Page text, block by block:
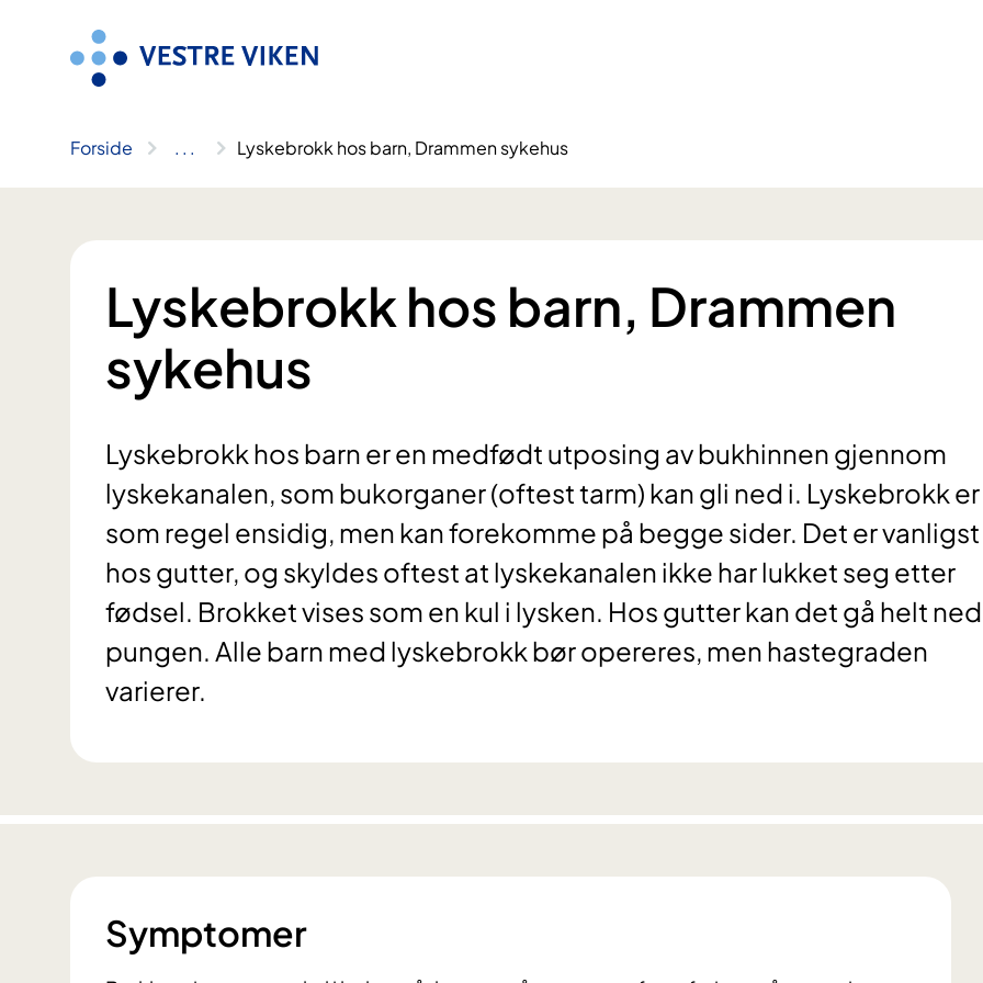
Forside .. . Lyskebrokk hos barn, Drammen sykehus
Lyskebrokk hos barn, Drammen
sykehus
Lyskebrokk hos barn er en medfødt utposing av bukhinnen gjennom
lyskekanalen, som bukorganer (oftest tarm) kan gli ned i. Lyskebrokk er
som regel ensidig, men kan forekomme på begge sider. Det er vanligst
hos gutter, og skyldes oftest at lyskekanalen ikke har lukket seg etter
fødsel. Brokket vises som en kul i lysken. Hos gutter kan det gå helt
pungen. Alle barn med lyskebrokk bør opereres, men hastegraden
varierer.
Symptomer